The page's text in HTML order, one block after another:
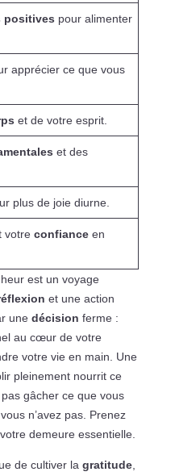
positives pour alimenter
apprécier ce que vous
et de votre esprit.
et des
plus de joie diurne.
votre confianceen
est un voyage
et une action
une décision ferme :
au cœur de votre
votre vie en main. Une
pleinement nourrit ce
gâcher ce que vous
n’avez pas. Prenez
demeure essentielle.
de cultiver la gratitude,